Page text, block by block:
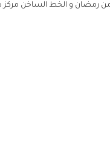
رمضان و الخط الساخن مركز